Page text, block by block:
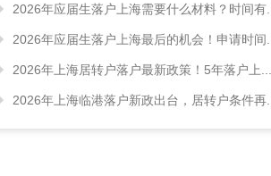
2026年应届生落户上海需要什么材料？时间有...
2026年应届生落户上海最后的机会！申请时间...
2026年上海居转户落户最新政策！5年落户上...
2026年上海临港落户新政出台，居转户条件再...